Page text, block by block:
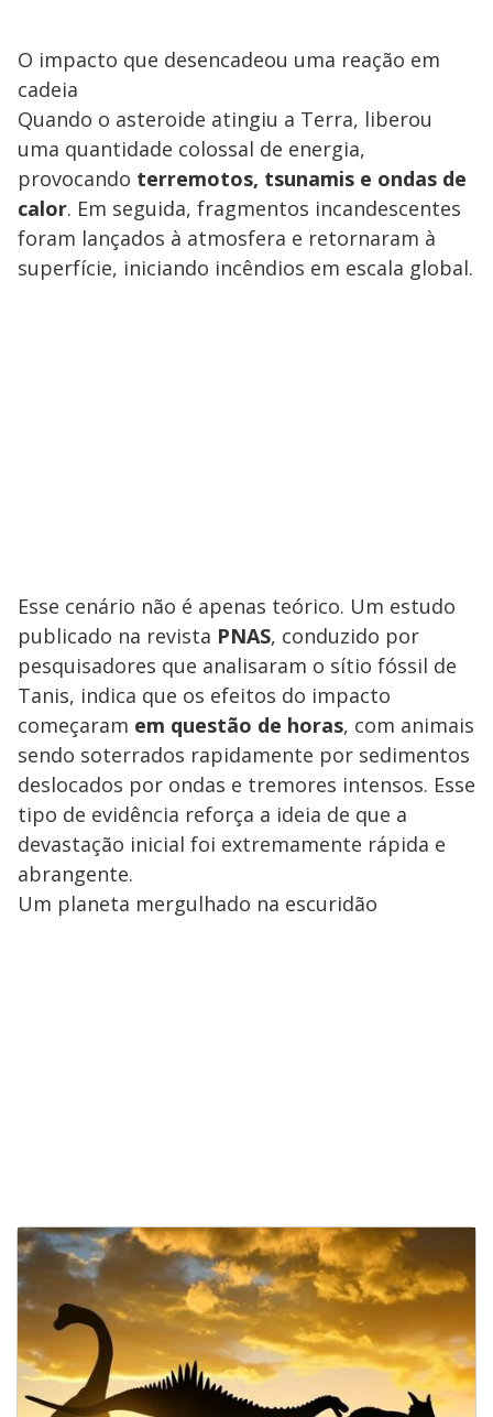
O impacto que desencadeou uma reação em
cadeia
Quando o asteroide atingiu a Terra, liberou
uma quantidade colossal de energia,
provocando terremotos, tsunamis e ondas de
calor. Em seguida, fragmentos incandescentes
foram lançados à atmosfera e retornaram à
superfície, iniciando incêndios em escala global.
Esse cenário não é apenas teórico. Um estudo
publicado na revista PNAS, conduzido por
pesquisadores que analisaram o sítio fóssil de
Tanis, indica que os efeitos do impacto
começaram em questão de horas, com animais
sendo soterrados rapidamente por sedimentos
deslocados por ondas e tremores intensos. Esse
tipo de evidência reforça a ideia de que a
devastação inicial foi extremamente rápida e
abrangente.
Um planeta mergulhado na escuridão